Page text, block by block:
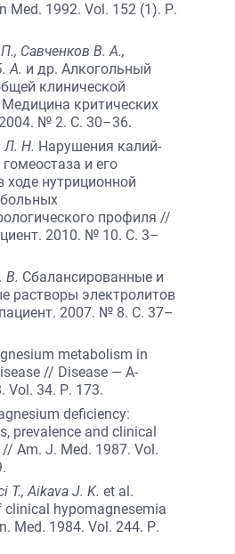
Med. 1992. Vol. 152 (1). Р.
Савченков В. А.,
А. и др. Алкогольный
клинической
критических
№ 2. С. 30–36.
Л. Н. Нарушения калий-
и его
ходе нутриционной
профиля //
2010. № 10. С. 3–
В. Сбалансированные и
растворы электролитов
2007. № 8. С. 37–
metabolism in
// Disease — A-
Vol. 34. Р. 173.
deficiency:
prevalence and clinical
Am. J. Med. 1987. Vol.
T., Aikava J. K. et al.
clinical hypomagnesemia
Med. 1984. Vol. 244. Р.